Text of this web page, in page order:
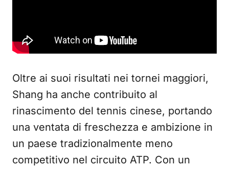
Oltre ai suoi risultati nei tornei maggiori,
Shang ha anche contribuito al
rinascimento del tennis cinese, portando
una ventata di freschezza e ambizione in
un paese tradizionalmente meno
competitivo nel circuito ATP. Con un